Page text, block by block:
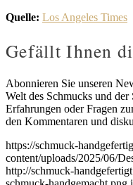
Quelle: Los Angeles Times
Gefällt Ihnen
Abonnieren Sie unseren
Welt des Schmucks und
Erfahrungen oder Fragen
den Kommentaren und
https://schmuck-
content/uploads/2025/06/
http://schmuck-